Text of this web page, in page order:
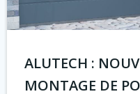
ALUTECH :
MONTAGE DE